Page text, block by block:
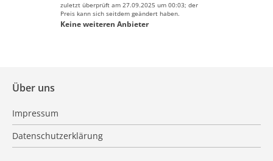
zuletzt überprüft am 27.09.2025 um 00:03; der
Preis kann sich seitdem geändert haben.
Keine weiteren Anbieter
Über uns
Impressum
Datenschutzerklärung